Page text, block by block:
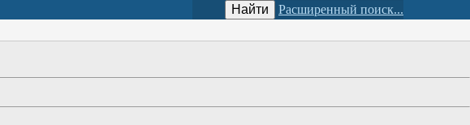
Найти
Расширенный поиск...